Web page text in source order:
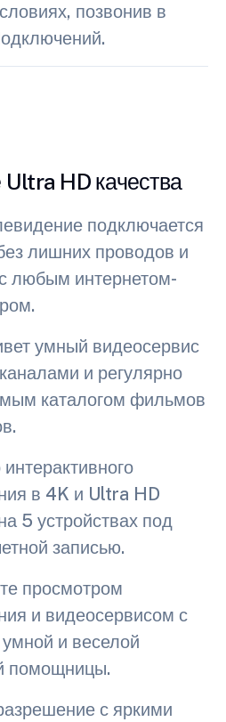
позвонив в
HD качества
подключается
лишних проводов и
любым интернетом-
умный видеосервис
и регулярно
каталогом фильмов
в 4K и Ultra HD
5 устройствах под
записью.
просмотром
и видеосервисом с
и веселой
помощницы.
с яркими